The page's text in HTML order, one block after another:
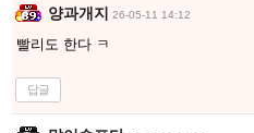
양과개지 26-05-11 14:12
빨리도 한다 ㅋ
답글